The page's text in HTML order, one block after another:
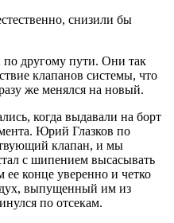
снизили бы
другому пути. Они так
клапанов системы, что
же менялся на новый.
когда выдавали на борт
Юрий Глазков по
клапан, и мы
с шипением высасывать
конце уверенно и четко
выпущенный им из
по отсекам.